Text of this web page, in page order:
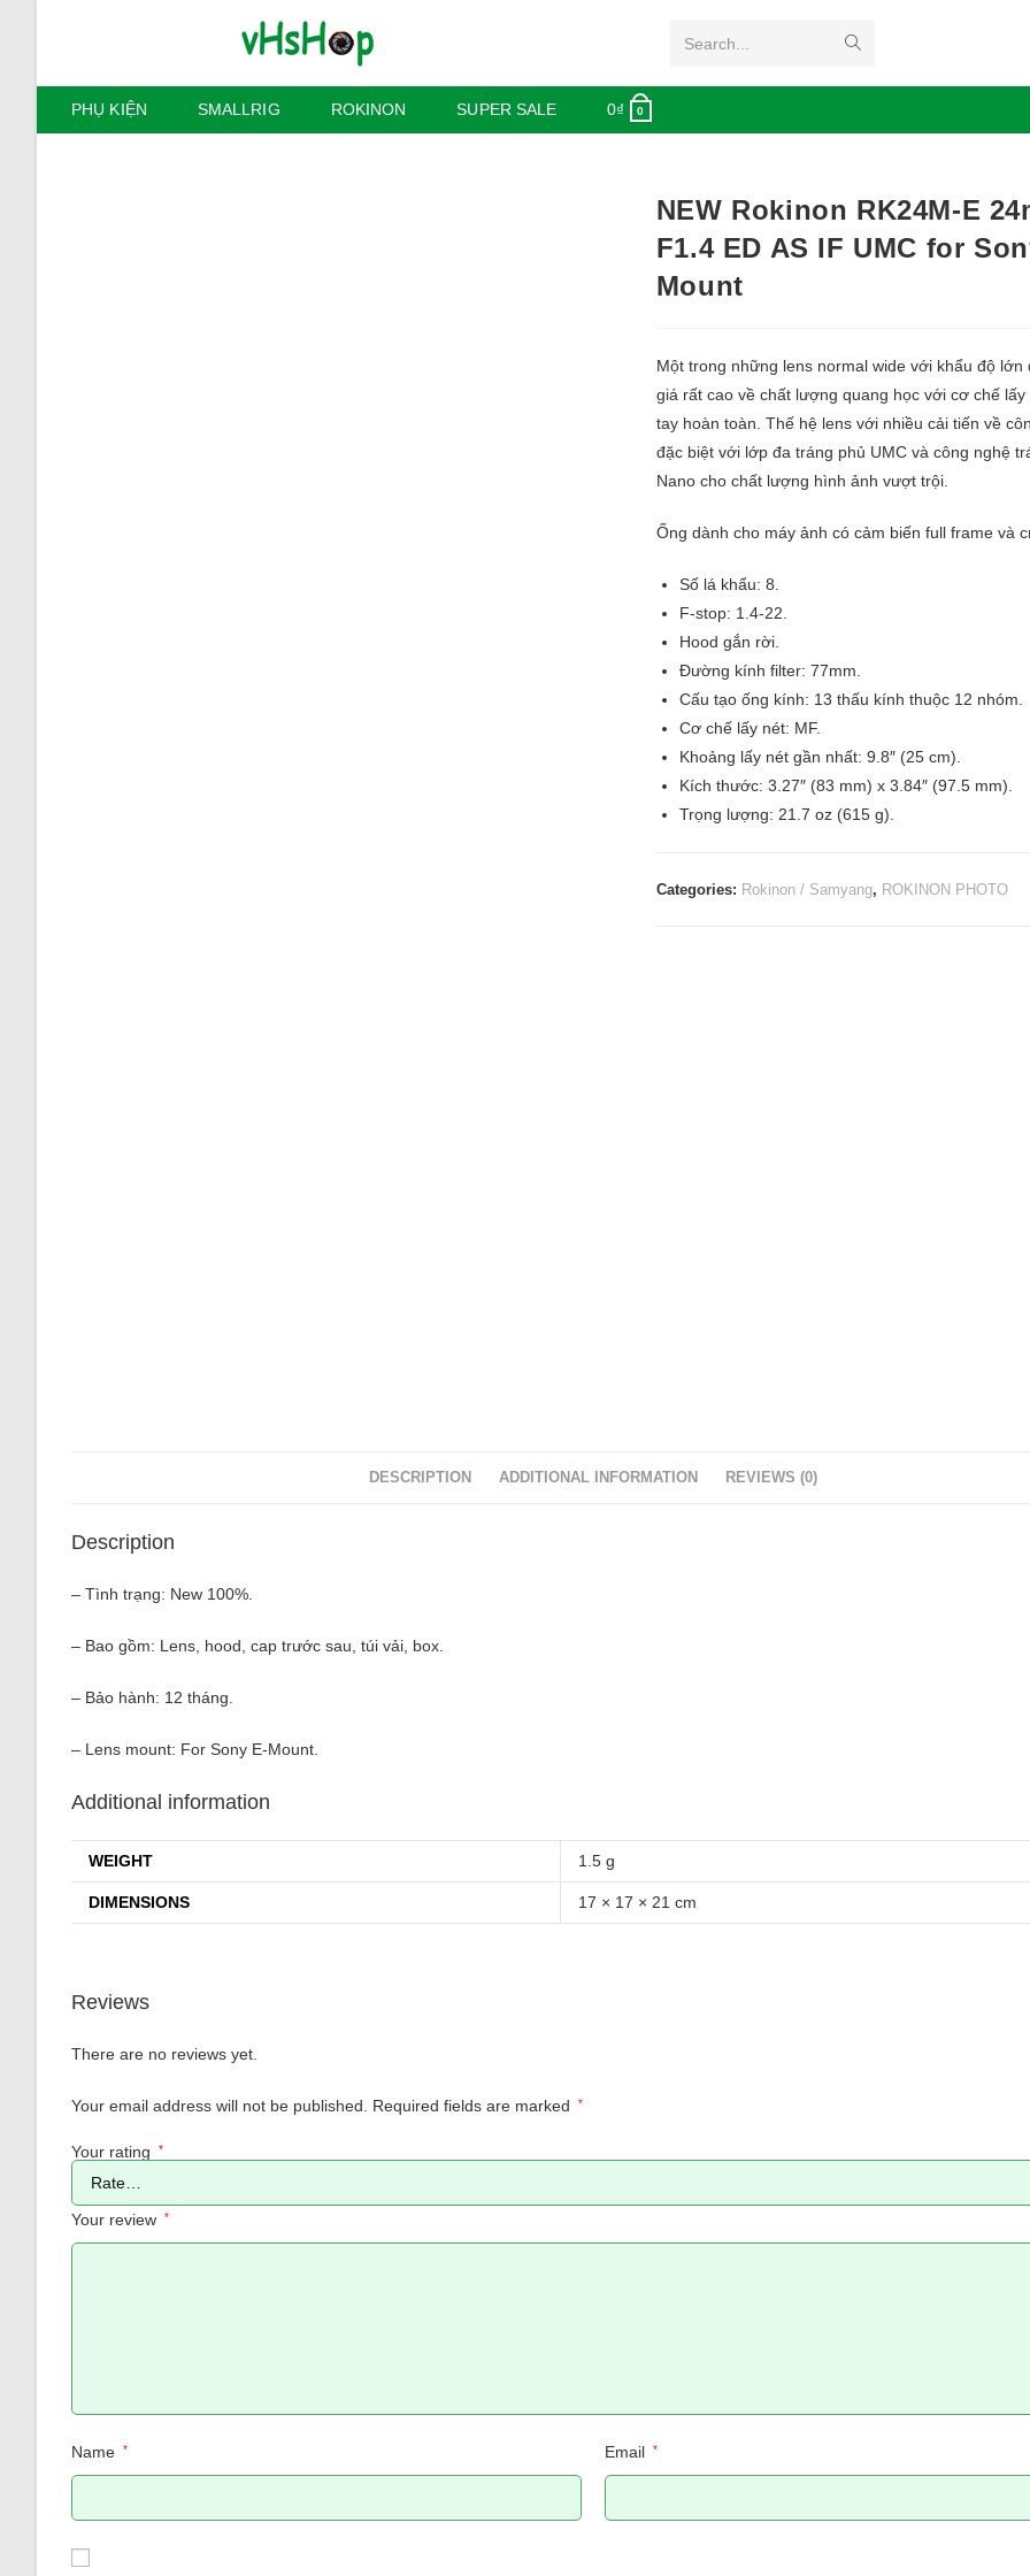
Search...
PHỤ KIỆN SMALLRIG ROKINON SUPER SALE 0₫ 0
NEW Rokinon RK24M-E
F1.4 ED AS IF UMC for
Mount
Một trong những lens normal wide với khẩu độ lớn
giá rất cao về chất lượng quang học với cơ chế lấy
tay hoàn toàn. Thế hệ lens với nhiều cải tiến về
đặc biệt với lớp đa tráng phủ UMC và công nghệ
Nano cho chất lượng hình ảnh vượt trội.
Ống dành cho máy ảnh có cảm biến full frame và
Số lá khẩu: 8.
F-stop: 1.4-22.
Hood gắn rời.
Đường kính filter: 77mm.
Cấu tạo ống kính: 13 thấu kính thuộc 12 nhóm.
Cơ chế lấy nét: MF.
Khoảng lấy nét gần nhất: 9.8″ (25 cm).
Kích thước: 3.27″ (83 mm) x 3.84″ (97.5 mm).
Trọng lượng: 21.7 oz (615 g).
Categories: Rokinon / Samyang, ROKINON PHOTO
DESCRIPTION ADDITIONAL INFORMATION REVIEWS (0)
Description
– Tình trạng: New 100%.
– Bao gồm: Lens, hood, cap trước sau, túi vải, box.
– Bảo hành: 12 tháng.
– Lens mount: For Sony E-Mount.
Additional information
WEIGHT 1.5 g
DIMENSIONS 17 × 17 × 21 cm
Reviews
There are no reviews yet.
Your email address will not be published. Required fields are marked *
Your rating *
Your review *
Name * Email *